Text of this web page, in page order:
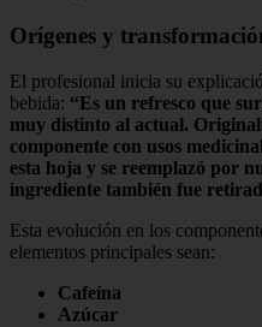
Orígenes y
El profesional inicia su
bebida: “Es un refresco que
muy distinto al actual.
componente con usos
esta hoja y se reemplazó por
ingrediente también fue
Esta evolución en los
elementos principales sean:
Cafeína
Azúcar